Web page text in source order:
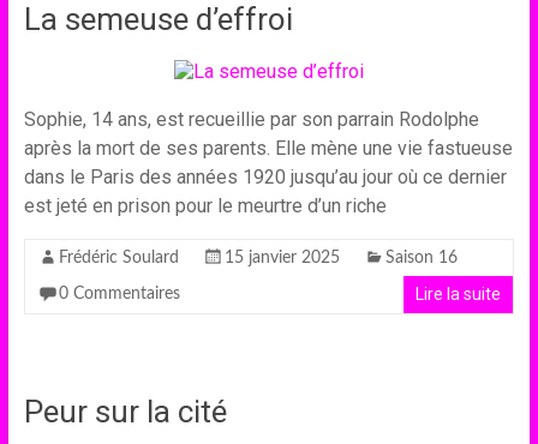
La semeuse d’effroi
Sophie, 14 ans, est recueillie par son parrain Rodolphe
après la mort de ses parents. Elle mène une vie fastueuse
dans le Paris des années 1920 jusqu’au jour où ce dernier
est jeté en prison pour le meurtre d’un riche
Frédéric Soulard 15 janvier 2025 Saison 16
0 Commentaires Lire la suite
Peur sur la cité